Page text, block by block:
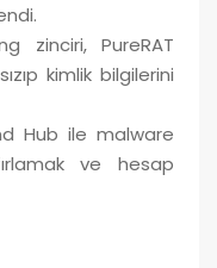
zinciri, PureRAT
kimlik bilgilerini
Hub ile malware
ve hesap